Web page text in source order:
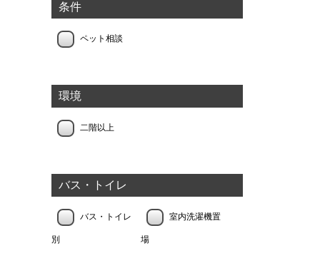
条件
ペット相談
環境
二階以上
バス・トイレ
バス・トイレ
別
室内洗濯機置
場